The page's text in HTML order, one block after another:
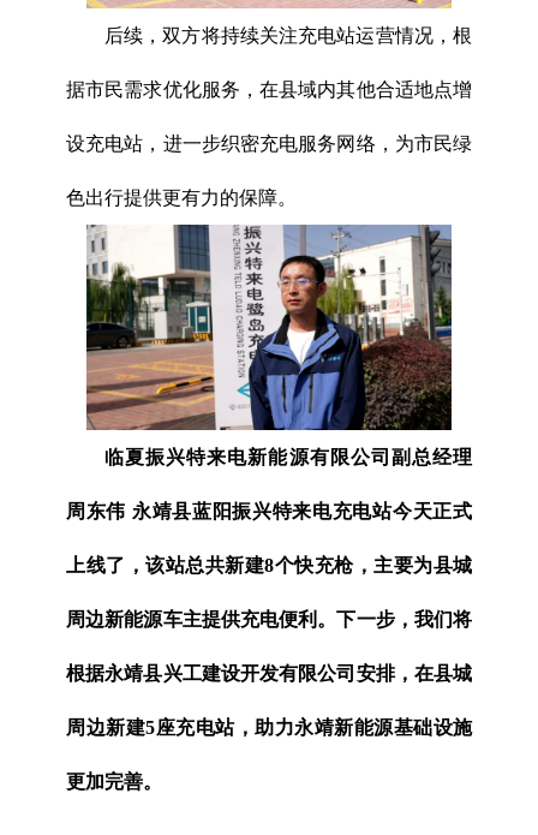
后续，双方将持续关注充电站运营情况，根
据市民需求优化服务，在县域内其他合适地点增
设充电站，进一步织密充电服务网络，为市民绿
色出行提供更有力的保障。
临夏振兴特来电新能源有限公司副总经理
周东伟 永靖县蓝阳振兴特来电充电站今天正式
上线了，该站总共新建8个快充枪，主要为县城
周边新能源车主提供充电便利。下一步，我们将
根据永靖县兴工建设开发有限公司安排，在县城
周边新建5座充电站，助力永靖新能源基础设施
更加完善。